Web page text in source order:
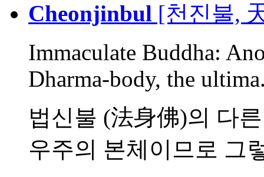
Cheonjinbul [천진불,
Immaculate Buddha:
Dharma-body, the
법신불 (法身佛)의 다
우주의 본체이므로 그